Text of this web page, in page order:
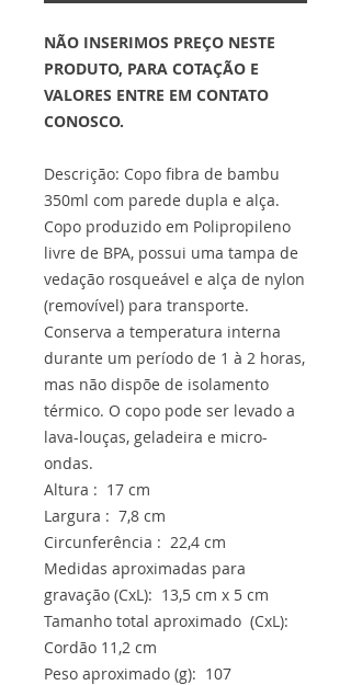
NÃO INSERIMOS PREÇO NESTE
PRODUTO, PARA COTAÇÃO E
VALORES ENTRE EM CONTATO
CONOSCO.
Descrição: Copo fibra de bambu
350ml com parede dupla e alça.
Copo produzido em Polipropileno
livre de BPA, possui uma tampa de
vedação rosqueável e alça de nylon
(removível) para transporte.
Conserva a temperatura interna
durante um período de 1 à 2 horas,
mas não dispõe de isolamento
térmico. O copo pode ser levado a
lava-louças, geladeira e micro-
ondas.
Altura : 17 cm
Largura : 7,8 cm
Circunferência : 22,4 cm
Medidas aproximadas para
gravação (CxL): 13,5 cm x 5 cm
Tamanho total aproximado (CxL):
Cordão 11,2 cm
Peso aproximado (g): 107